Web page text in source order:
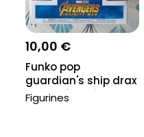
10,00 €
Funko pop
guardian's ship drax
1023 spécial éditio...
Figurines